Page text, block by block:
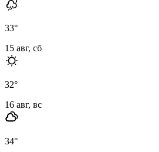
33°
15 авг, сб
32°
16 авг, вс
34°